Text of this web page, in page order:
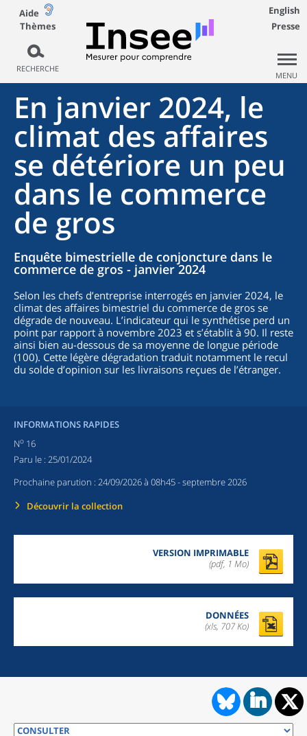
Aide
Thèmes
RECHERCHE
English
Presse
MENU
En janvier 2024, le
climat des affaires
se détériore un peu
dans le commerce
de gros
Enquête bimestrielle de conjoncture dans le
commerce de gros - janvier 2024
Selon les chefs d’entreprise interrogés en janvier 2024, le
climat des affaires bimestriel du commerce de gros se
dégrade de nouveau. L’indicateur qui le synthétise perd un
point par rapport à novembre 2023 et s’établit à 90. Il reste
ainsi bien au-dessous de sa moyenne de longue période
(100). Cette légère dégradation traduit notamment le recul
du solde d’opinion sur les livraisons reçues de l’étranger.
INFORMATIONS RAPIDES
No 16
Paru le : 25/01/2024
Prochaine parution : 24/09/2026 à 08h45- septembre 2026
Découvrir la collection
VERSION IMPRIMABLE
(pdf, 1 Mo)
DONNÉES
(xls, 707 Ko)